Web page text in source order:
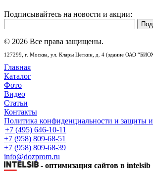
Подписывайтесь на новости и акции:
© 2026 Все права защищены.
127299, г. Москва, ул. Клары Цеткин, д. 4 (здание ОАО
Главная
Каталог
Фото
Видео
Статьи
Контакты
Политика конфиденциальности и защиты
+7 (495) 646-10-11
+7 (958) 809-68-51
+7 (958) 809-68-39
info@dozprom.ru
- оптимизация сайтов в intelsib